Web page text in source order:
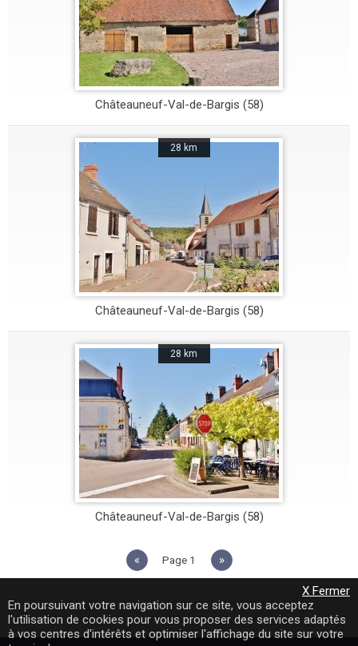
Châteauneuf-Val-de-Bargis (58)
28 km
Châteauneuf-Val-de-Bargis (58)
28 km
Châteauneuf-Val-de-Bargis (58)
« 1 »
X Fermer
En poursuivant votre navigation sur ce site, vous acceptez
l'utilisation de cookies pour vous proposer des services adaptés
à vos centres d'intérêts et optimiser l'affichage du site sur votre